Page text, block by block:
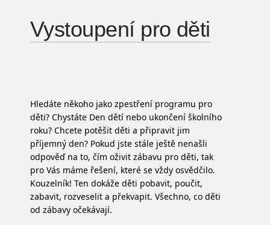
Vystoupení pro děti
Hledáte někoho jako zpestření programu pro
děti? Chystáte Den dětí nebo ukončení školního
roku? Chcete potěšit děti a připravit jim
příjemný den? Pokud jste stále ještě nenašli
odpověď na to, čím oživit zábavu pro děti, tak
pro Vás máme řešení, které se vždy osvědčilo.
Kouzelník! Ten dokáže děti pobavit, poučit,
zabavit, rozveselit a překvapit. Všechno, co děti
od zábavy očekávají.